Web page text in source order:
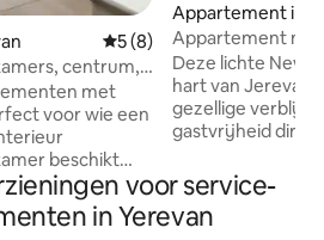
Gemiddelde beoordeling
5 (8)
centrum,
met
voor wie een
beschikt
bed met een
met
Appartement in
Appartement met
Homey Residence
Deze lichte New
hart van Jerevan
gezellige verblijf.
gastvrijheid
door de kamers.
ingericht,
voor service-
in Yerevan